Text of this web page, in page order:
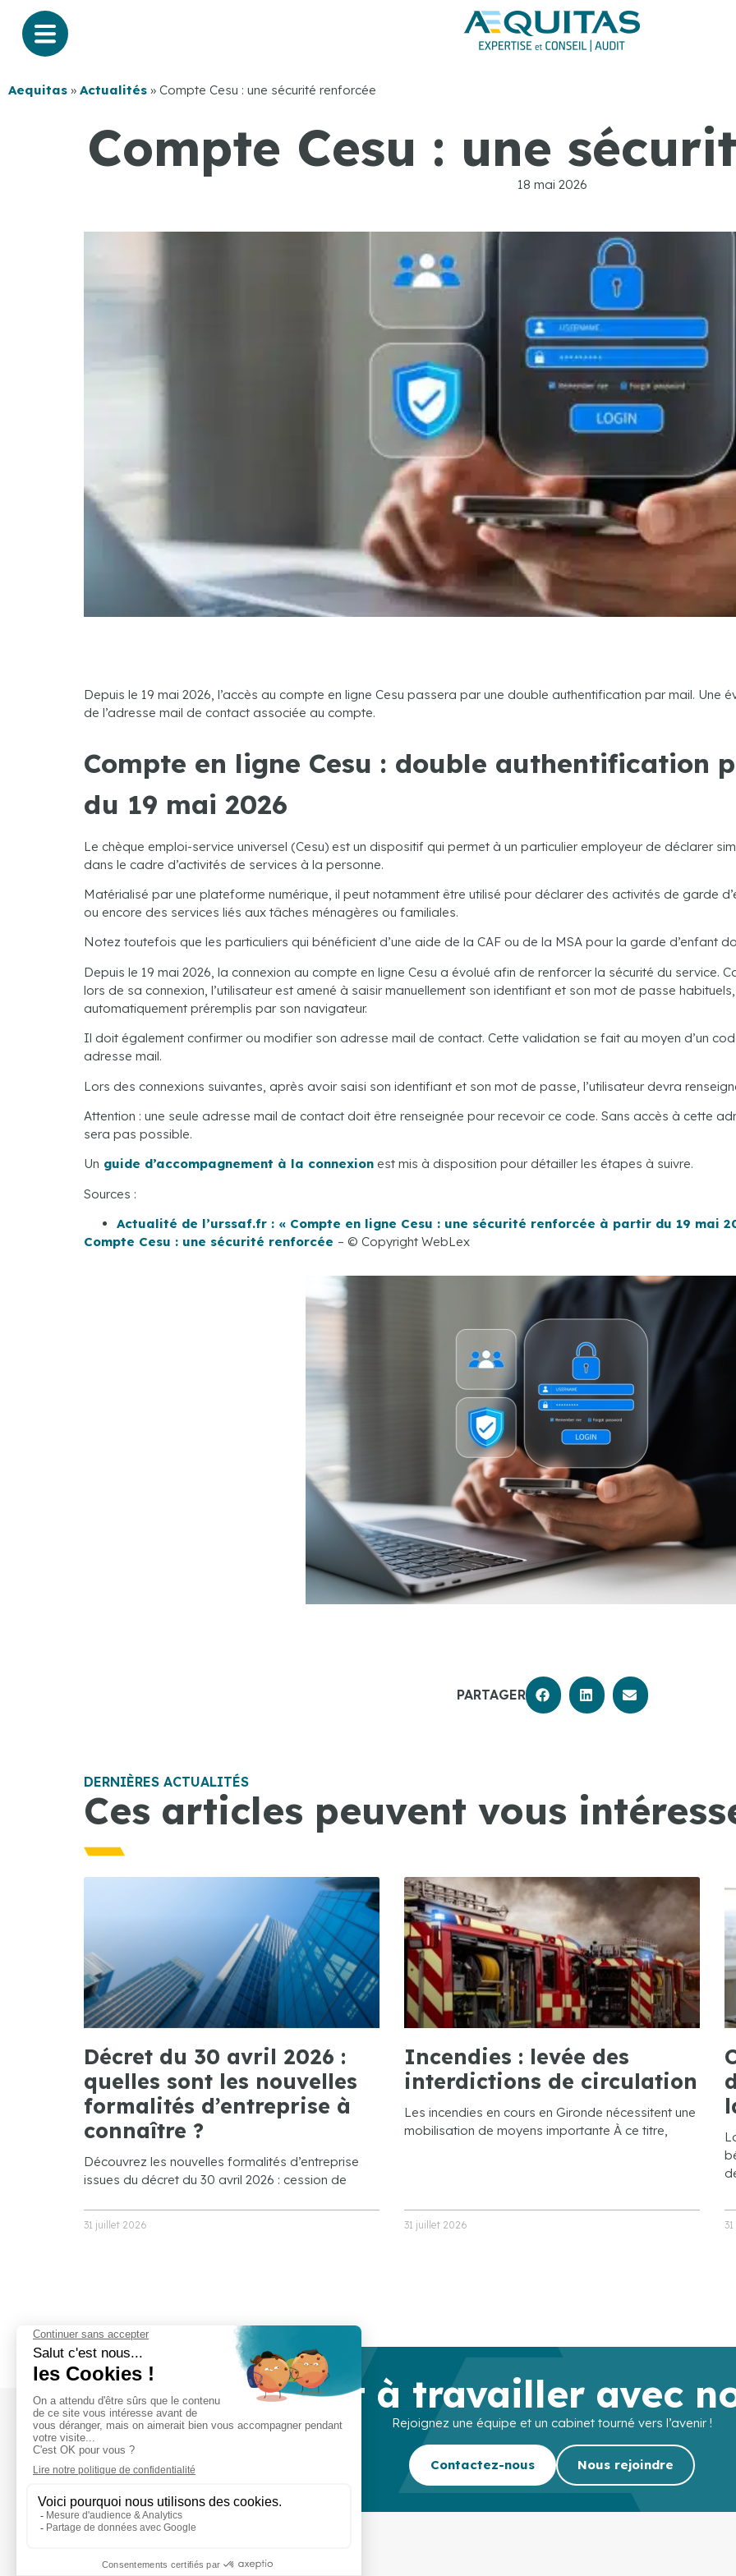
Aequitas » Actualités » Compte Cesu : une sécurité renforcée
Compte Cesu : une
18 mai 2026
Depuis le 19 mai 2026, l’accès au compte en ligne Cesu passera par une double authentification par mail. Une
de l’adresse mail de contact associée au compte.
Compte en ligne Cesu : double authentification
du 19 mai 2026
Le chèque emploi-service universel (Cesu) est un dispositif qui permet à un particulier employeur de déclarer
dans le cadre d’activités de services à la personne.
Matérialisé par une plateforme numérique, il peut notamment être utilisé pour déclarer des activités de garde
ou encore des services liés aux tâches ménagères ou familiales.
Notez toutefois que les particuliers qui bénéficient d’une aide de la CAF ou de la MSA pour la garde d’enfant
Depuis le 19 mai 2026, la connexion au compte en ligne Cesu a évolué afin de renforcer la sécurité du service.
lors de sa connexion, l’utilisateur est amené à saisir manuellement son identifiant et son mot de passe
automatiquement préremplis par son navigateur.
Il doit également confirmer ou modifier son adresse mail de contact. Cette validation se fait au moyen d’un
adresse mail.
Lors des connexions suivantes, après avoir saisi son identifiant et son mot de passe, l’utilisateur devra
Attention : une seule adresse mail de contact doit être renseignée pour recevoir ce code. Sans accès à cette
sera pas possible.
Un guide d’accompagnement à la connexion est mis à disposition pour détailler les étapes à suivre.
Sources :
Actualité de l’urssaf.fr : « Compte en ligne Cesu : une sécurité renforcée à partir du 19 mai
Compte Cesu : une sécurité renforcée – © Copyright WebLex
PARTAGER
DERNIÈRES ACTUALITÉS
Ces articles peuvent vous
Décret du 30 avril 2026 :
quelles sont les nouvelles
formalités d’entreprise à
connaître ?
Découvrez les nouvelles formalités d’entreprise
issues du décret du 30 avril 2026 : cession de
31 juillet 2026
Incendies : levée des
interdictions de circulation
Les incendies en cours en Gironde nécessitent une
mobilisation de moyens importante À ce titre,
31 juillet 2026
Prêt à travailler avec
Rejoignez une équipe et un cabinet tourné vers l’avenir !
Contactez-nous Nous rejoindre